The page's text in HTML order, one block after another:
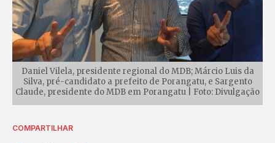
Daniel Vilela, presidente regional do MDB; Márcio Luis da
Silva, pré-candidato a prefeito de Porangatu, e Sargento
Claude, presidente do MDB em Porangatu | Foto: Divulgação
COMPARTILHAR